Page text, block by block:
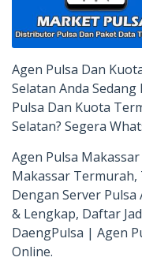
Agen Pulsa Dan
Selatan Anda
Pulsa Dan Kuota
Selatan? Segera
Agen Pulsa
Makassar Termurah,
Dengan Server
& Lengkap, Daftar
DaengPulsa | Agen
Online.